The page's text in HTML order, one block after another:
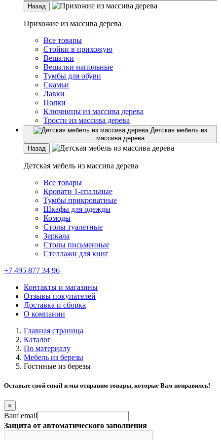
Назад
Прихожие из массива дерева
Все товары
Стойки в прихожую
Вешалки
Вешалки напольные
Тумбы для обуви
Скамьи
Лавки
Полки
Ключницы из массива дерева
Трости из массива дерева
Детская мебель из
массива дерева
Назад
Детская мебель из массива дерева
Все товары
Кровати 1-спальные
Тумбы прикроватные
Шкафы для одежды
Комоды
Столы туалетные
Зеркала
Столы письменные
Стеллажи для книг
+7 495 877 34 96
Контакты и магазины
Отзывы покупателей
Доставка и сборка
О компании
Главная страница
Каталог
По материалу
Мебель из березы
Гостиные из березы
Оставьте свой email и мы отправим товары, которые Вам понравилсь!
×
Ваш email
Защита от автоматического заполнения